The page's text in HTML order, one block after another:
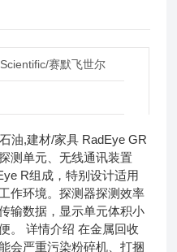
赛默飞世尔
油,建材/家具 RadEye GR
测单元、无线通讯装置
R组成，特别设计适用
作环境。探测器探测效率
输数据，显示单元体积小
。 详情介绍 在金属回收
会严重污染粉碎机、打捆